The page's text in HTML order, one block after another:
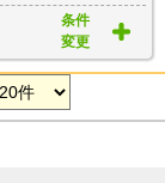
条件
変更